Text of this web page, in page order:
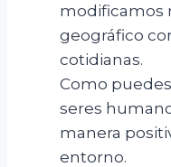
modificamos
geográfico
cotidianas.
Como
seres
manera
entorno.